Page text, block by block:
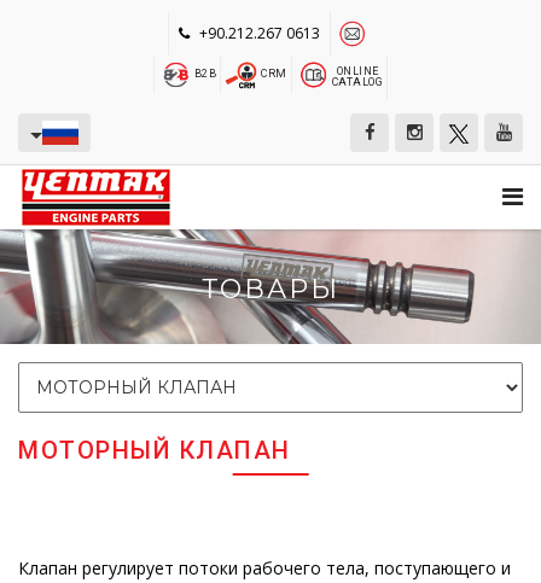
+90.212.267 0613
B2B CRM
ONLINE
CATALOG
ТОВАРЫ
МОТОРНЫЙ КЛАПАН
Клапан регулирует потоки рабочего тела, поступающего и